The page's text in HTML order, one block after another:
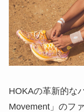
HOKAの革新的な
Movement」のフ